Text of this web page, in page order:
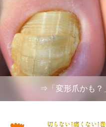
⇒「変形爪かも？